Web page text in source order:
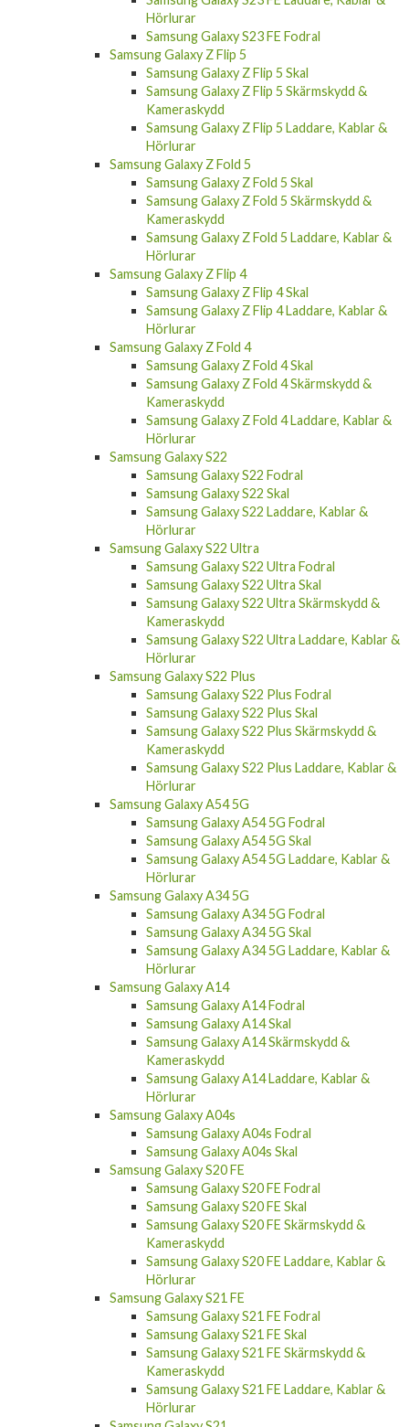
Hörlurar
Samsung Galaxy S23 FE Fodral
Samsung Galaxy Z Flip 5
Samsung Galaxy Z Flip 5 Skal
Samsung Galaxy Z Flip 5 Skärmskydd &
Kameraskydd
Samsung Galaxy Z Flip 5 Laddare, Kablar &
Hörlurar
Samsung Galaxy Z Fold 5
Samsung Galaxy Z Fold 5 Skal
Samsung Galaxy Z Fold 5 Skärmskydd &
Kameraskydd
Samsung Galaxy Z Fold 5 Laddare, Kablar &
Hörlurar
Samsung Galaxy Z Flip 4
Samsung Galaxy Z Flip 4 Skal
Samsung Galaxy Z Flip 4 Laddare, Kablar &
Hörlurar
Samsung Galaxy Z Fold 4
Samsung Galaxy Z Fold 4 Skal
Samsung Galaxy Z Fold 4 Skärmskydd &
Kameraskydd
Samsung Galaxy Z Fold 4 Laddare, Kablar &
Hörlurar
Samsung Galaxy S22
Samsung Galaxy S22 Fodral
Samsung Galaxy S22 Skal
Samsung Galaxy S22 Laddare, Kablar &
Hörlurar
Samsung Galaxy S22 Ultra
Samsung Galaxy S22 Ultra Fodral
Samsung Galaxy S22 Ultra Skal
Samsung Galaxy S22 Ultra Skärmskydd &
Kameraskydd
Samsung Galaxy S22 Ultra Laddare, Kablar &
Hörlurar
Samsung Galaxy S22 Plus
Samsung Galaxy S22 Plus Fodral
Samsung Galaxy S22 Plus Skal
Samsung Galaxy S22 Plus Skärmskydd &
Kameraskydd
Samsung Galaxy S22 Plus Laddare, Kablar &
Hörlurar
Samsung Galaxy A54 5G
Samsung Galaxy A54 5G Fodral
Samsung Galaxy A54 5G Skal
Samsung Galaxy A54 5G Laddare, Kablar &
Hörlurar
Samsung Galaxy A34 5G
Samsung Galaxy A34 5G Fodral
Samsung Galaxy A34 5G Skal
Samsung Galaxy A34 5G Laddare, Kablar &
Hörlurar
Samsung Galaxy A14
Samsung Galaxy A14 Fodral
Samsung Galaxy A14 Skal
Samsung Galaxy A14 Skärmskydd &
Kameraskydd
Samsung Galaxy A14 Laddare, Kablar &
Hörlurar
Samsung Galaxy A04s
Samsung Galaxy A04s Fodral
Samsung Galaxy A04s Skal
Samsung Galaxy S20 FE
Samsung Galaxy S20 FE Fodral
Samsung Galaxy S20 FE Skal
Samsung Galaxy S20 FE Skärmskydd &
Kameraskydd
Samsung Galaxy S20 FE Laddare, Kablar &
Hörlurar
Samsung Galaxy S21 FE
Samsung Galaxy S21 FE Fodral
Samsung Galaxy S21 FE Skal
Samsung Galaxy S21 FE Skärmskydd &
Kameraskydd
Samsung Galaxy S21 FE Laddare, Kablar &
Hörlurar